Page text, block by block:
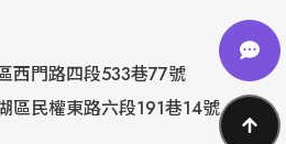
西門路四段533巷77號
區民權東路六段191巷14號